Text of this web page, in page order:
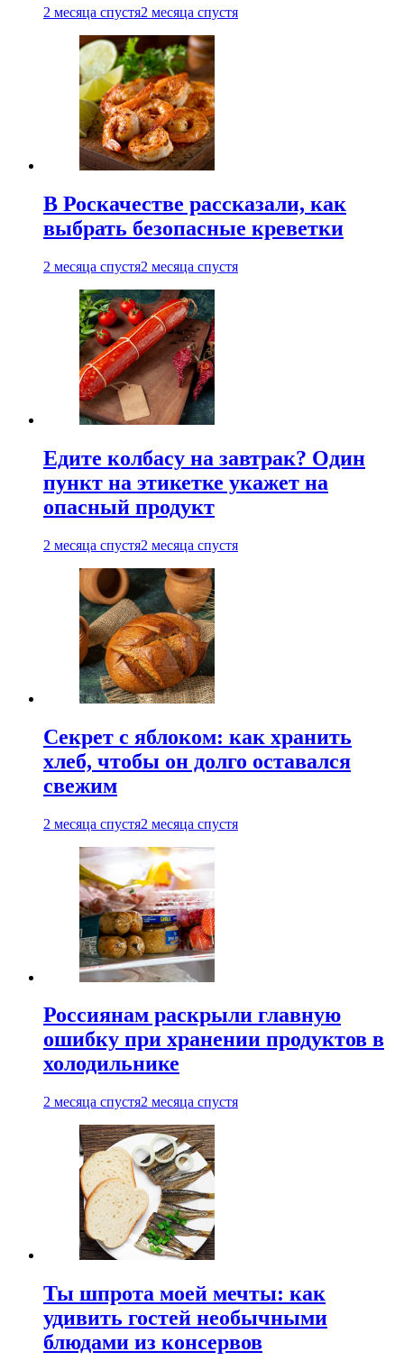
2 месяца спустя2 месяца спустя
В Роскачестве рассказали, как
выбрать безопасные креветки
2 месяца спустя2 месяца спустя
Едите колбасу на завтрак? Один
пункт на этикетке укажет на
опасный продукт
2 месяца спустя2 месяца спустя
Секрет с яблоком: как хранить
хлеб, чтобы он долго оставался
свежим
2 месяца спустя2 месяца спустя
Россиянам раскрыли главную
ошибку при хранении продуктов в
холодильнике
2 месяца спустя2 месяца спустя
Ты шпрота моей мечты: как
удивить гостей необычными
блюдами из консервов